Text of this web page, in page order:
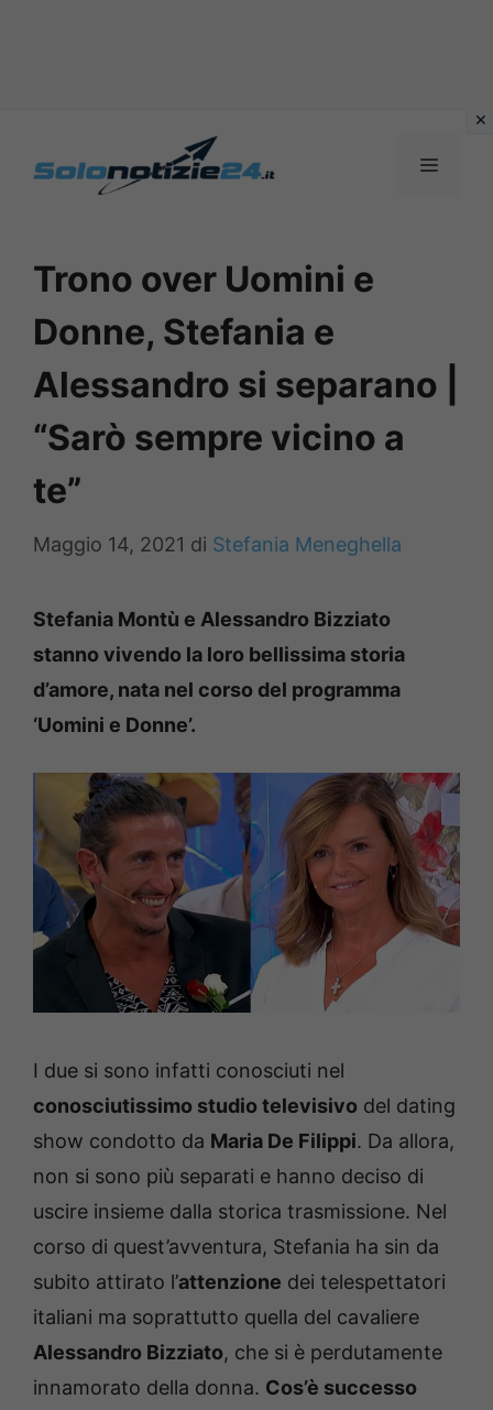
MENU
Trono over Uomini e
Donne, Stefania e
Alessandro si separano |
“Sarò sempre vicino a
te”
Maggio 14, 2021 di Stefania Meneghella
Stefania Montù e Alessandro Bizziato
stanno vivendo la loro bellissima storia
d’amore, nata nel corso del programma
‘Uomini e Donne’.
I due si sono infatti conosciuti nel
conosciutissimo studio televisivo del dating
show condotto da Maria De Filippi. Da allora,
non si sono più separati e hanno deciso di
uscire insieme dalla storica trasmissione. Nel
corso di quest’avventura, Stefania ha sin da
subito attirato l’attenzione dei telespettatori
italiani ma soprattutto quella del cavaliere
Alessandro Bizziato, che si è perdutamente
innamorato della donna. Cos’è successo